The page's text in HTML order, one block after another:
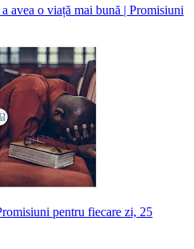
avea o viață mai bună | Promisiuni
pentru fiecare zi, 25